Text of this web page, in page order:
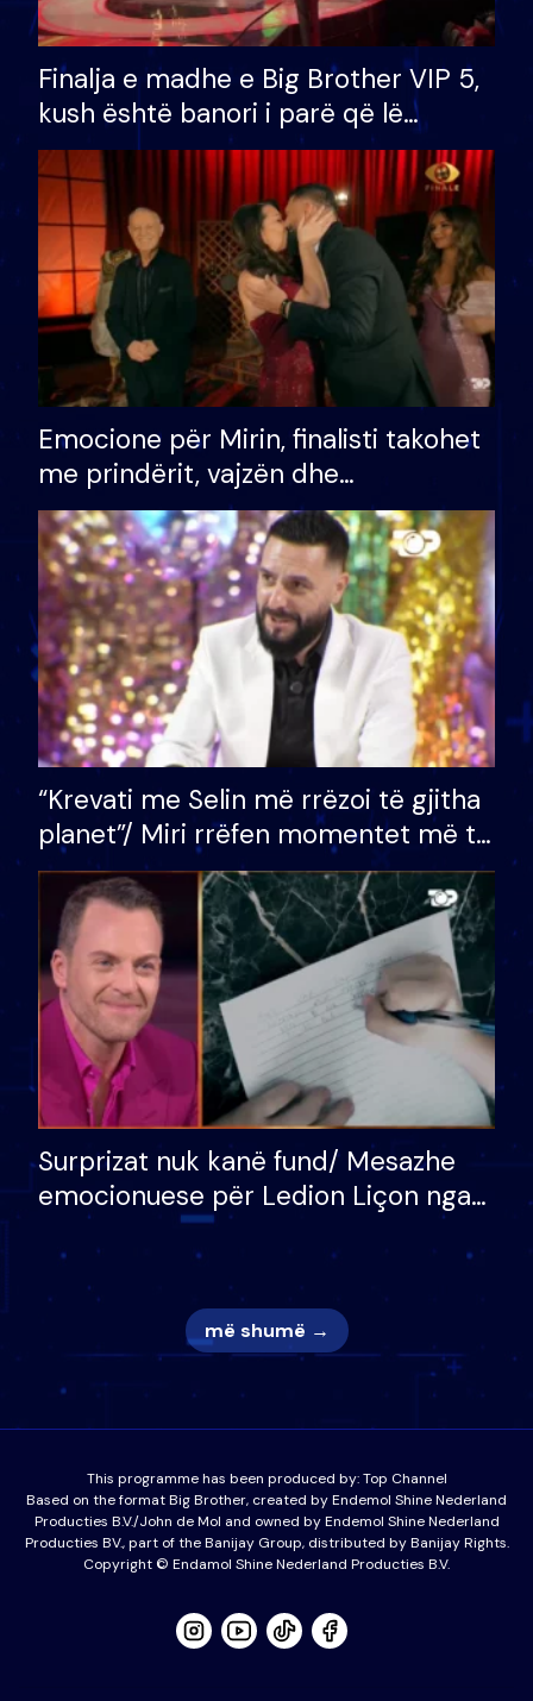
Finalja e madhe e Big Brother VIP 5,
kush është banori i parë që lë
shtëpinë dhe humb mundësinë për
të fituar çmimin e madh
Emocione për Mirin, finalisti takohet
me prindërit, vajzën dhe
bashkëshorten: S’kemi ndonjë letër
divorci apo jo?
“Krevati me Selin më rrëzoi të gjitha
planet”/ Miri rrëfen momentet më të
bukura në shtëpinë e BB VIP: Do më
mungojë zilja e mëngjesit kur…
Surprizat nuk kanë fund/ Mesazhe
emocionuese për Ledion Liçon nga
nëna dhe fëmijët e tij, moderatori
nuk i mban dot lotët: Nuk meritoj…
më shumë →
This programme has been produced by:Top Channel
Based on the format Big Brother, created by Endemol Shine Nederland
Producties B.V./John de Mol and owned by Endemol Shine Nederland
Producties BV., part of the Banijay Group, distributed by Banijay Rights.
Copyright © Endamol Shine Nederland Producties B.V.